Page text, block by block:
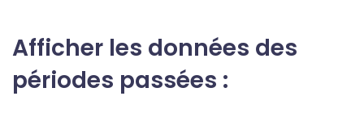
Afficher les données des
périodes passées :